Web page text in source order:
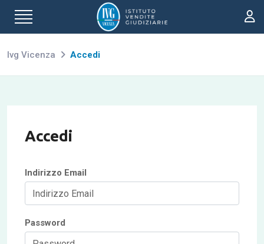
Ivg Vicenza Accedi
Accedi
Indirizzo Email
Password